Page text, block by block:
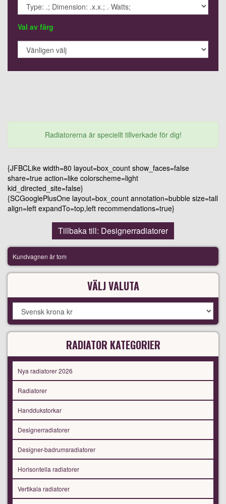
Val av färg
Radiatorerna är speciellt tillverkade för dig!
{JFBCLike width=80 layout=box_count show_faces=false
share=true action=like colorscheme=light
kid_directed_site=false}
{SCGooglePlusOne layout=box_count annotation=bubble size=tall
align=left expandTo=top,left recommendations=true}
Tillbaka till: Designerradiatorer
Kundvagnen är tom
VÄLJ VALUTA
RADIATOR KATEGORIER
Nya radiatorer 2026
Radiatorer
Handdukstorkar
Designerradiatorer
Designer-badrumsradiatorer
Horisontella radiatorer
Vertikala radiatorer